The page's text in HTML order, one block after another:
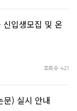
입생모집 및 온
조회수 421
문) 실시 안내